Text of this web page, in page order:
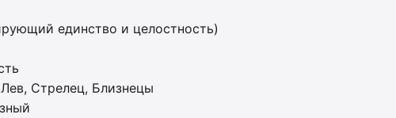
единство и целостность)
Лев, Стрелец, Близнецы